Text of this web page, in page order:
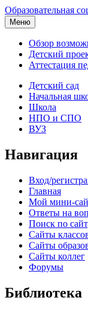
Образовательная
Меню
Обзор
Детский
Аттестация
Детский сад
Начальная
Школа
НПО и СПО
ВУЗ
Навигация
Вход/
Главная
Мой мини-
Ответы на
Поиск по
Сайты
Сайты
Сайты коллег
Форумы
Библиотека